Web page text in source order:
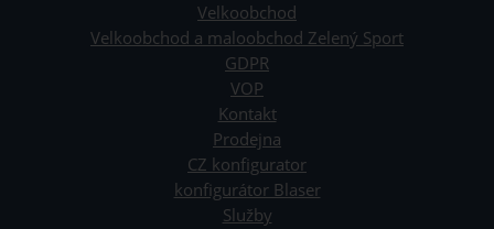
Velkoobchod
Velkoobchod a maloobchod Zelený Sport
GDPR
VOP
Kontakt
Prodejna
CZ konfigurator
konfigurátor Blaser
Služby